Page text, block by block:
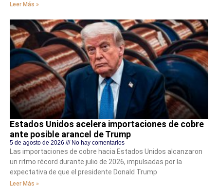
Leer Más »
Estados Unidos acelera importaciones de cobre
ante posible arancel de Trump
5 de agosto de 2026 No hay comentarios
Las importaciones de cobre hacia Estados Unidos alcanzaron
un ritmo récord durante julio de 2026, impulsadas por la
expectativa de que el presidente Donald Trump
Leer Más »